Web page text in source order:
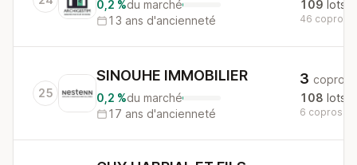
0,2 %du marché
13 ans d'ancienneté
109 lots
46 copros
25
SINOUHE IMMOBILIER
0,2 %du marché
17 ans d'ancienneté
3 copros
108 lots
6 copros